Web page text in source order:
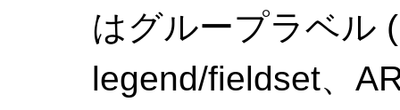
はグループラベル
legend/fieldset、